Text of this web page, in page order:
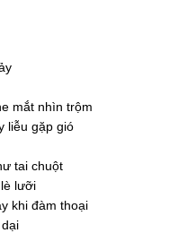
mắt nhìn trộm
liễu gặp gió
tai chuột
lưỡi
khi đàm thoại